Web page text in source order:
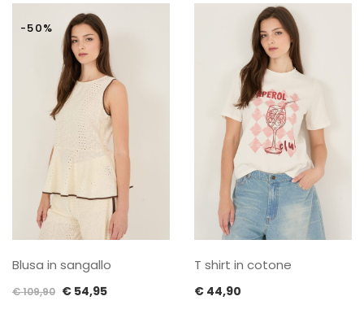
era:
€ 89,90.
è:
€ 44,95.
era:
€ 105,90.
è:
€ 52,95.
-50%
Blusa in sangallo
€109,90 Il
€ 54,95Il
T shirt in cotone
€ 44,90